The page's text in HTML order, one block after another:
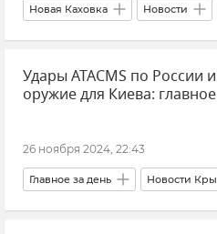
Новая Каховка Новости
Херсонская область
дети ВСУ (Вооруженные
Удары ATACMS по России
оружие для Киева:
26 ноября 2024, 22:43
Главное за день Новости
Новости Россия